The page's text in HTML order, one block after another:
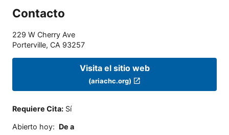
Contacto
229 W Cherry Ave
Porterville, CA 93257
Visita el sitio web
(ariachc.org)
Requiere Cita: Sí
Abierto hoy: De a